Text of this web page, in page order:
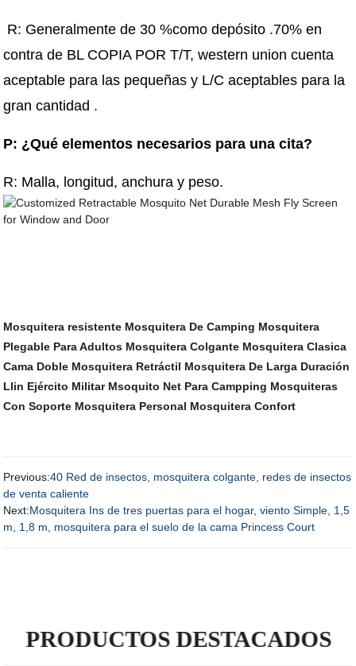
R: Generalmente de 30 %como depósito .70% en
contra de BL COPIA POR T/T, western union cuenta
aceptable para las pequeñas y L/C aceptables para la
gran cantidad .
P: ¿Qué elementos necesarios para una cita?
R: Malla, longitud, anchura y peso.
Mosquitera resistente Mosquitera De Camping Mosquitera
Plegable Para Adultos Mosquitera Colgante Mosquitera Clasica
Cama Doble Mosquitera Retráctil Mosquitera De Larga Duración
Llin Ejército Militar Msoquito Net Para Campping Mosquiteras
Con Soporte Mosquitera Personal Mosquitera Confort
Previous:40 Red de insectos, mosquitera colgante, redes de insectos
de venta caliente
Next:Mosquitera Ins de tres puertas para el hogar, viento Simple, 1,5
m, 1,8 m, mosquitera para el suelo de la cama Princess Court
PRODUCTOS DESTACADOS